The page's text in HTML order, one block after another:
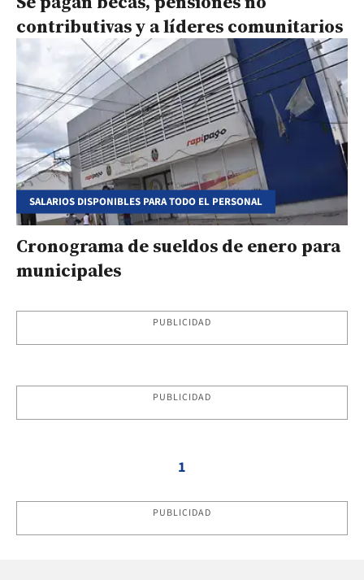
contributivas y a líderes comunitarios
SALARIOS DISPONIBLES PARA TODO EL PERSONAL
Cronograma de sueldos de enero para
municipales
PUBLICIDAD
PUBLICIDAD
1
PUBLICIDAD